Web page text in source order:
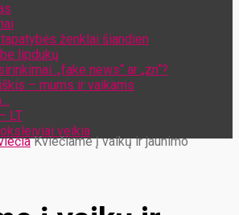
ženklai šiandien
lipdukų
„fake news“ ar „zn“?
– mums ir vaikams
LT
veikia
Kviečiame į vaikų ir jaunimo